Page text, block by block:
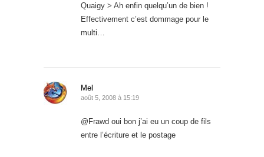
Quaigy > Ah enfin quelqu’un de bien !
Effectivement c’est dommage pour le
multi…
Mel
août 5, 2008 à 15:19
@Frawd oui bon j’ai eu un coup de fils
entre l’écriture et le postage